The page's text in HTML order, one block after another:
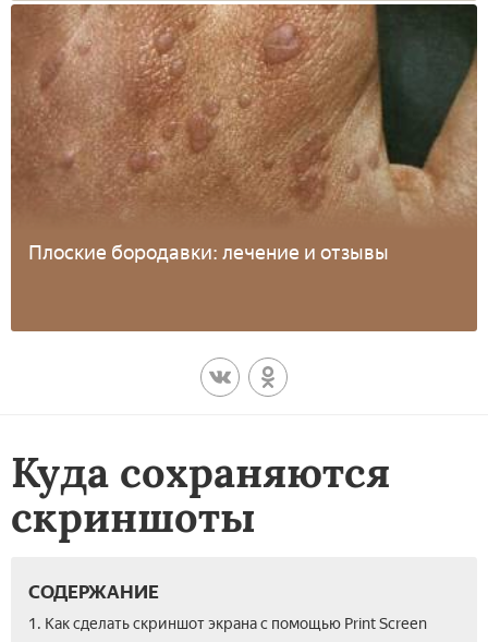
Плоские бородавки: лечение и отзывы
Куда сохраняются
скриншоты
СОДЕРЖАНИЕ
1. Как сделать скриншот экрана c помощью Print Screen